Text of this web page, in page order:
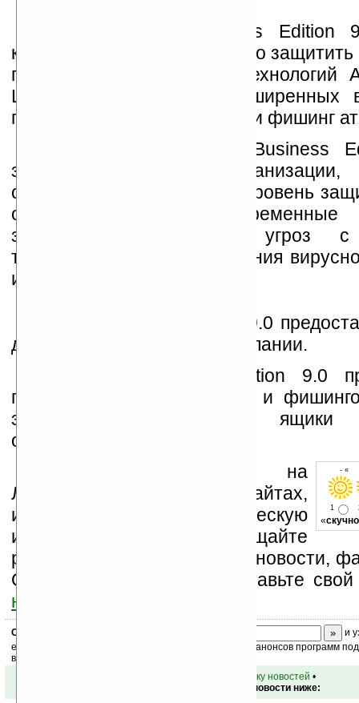
AVG Anti-Virus Business Edition
компаниям удобно и надежно защитить
помощью антивирусных технологий
LinkScanner, а также расширенных
предотвращения хакерских и фишинг
AVG Internet Security Business
замедляет работу
обеспечивая высочайший уровень
объединяет самые современные
защиты от Интернет угроз с
технологиями предотвращения
и хакерских атак.
AVG File Server Edition 9.0
для файлового сервера компании.
AVG Email Server Edition 9.0
попадание вирусов, спама и
электронные почтовые ящики
организации.
- «
1
«скучно
Устанавливайте линк на
Ладошки на своих сайтах,
изучайте коммерческую
информацию, посещайте
разделы сайта (форум, чат, новости,
Оцените эту новость и оставьте
ниже на странице
Скоро
и
ежедневный или еженедельный дайджест новостей, анонсов программ
ваш почтовый ящик.
вернуться к списку новостей •
Обсуждение этой новости ниже: